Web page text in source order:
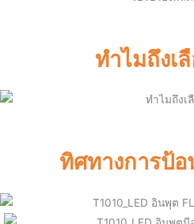
ทำไมถึงเ
ทิศทางการป้อ